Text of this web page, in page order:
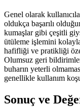
Genel olarak
oldukça başarılı
kumaşlar gibi çeşitli
ütüleme işlemini
hafifliği ve pratikliği
Olumsuz geri bildirimler
buharın yeterli
genellikle kullanım
Sonuç ve